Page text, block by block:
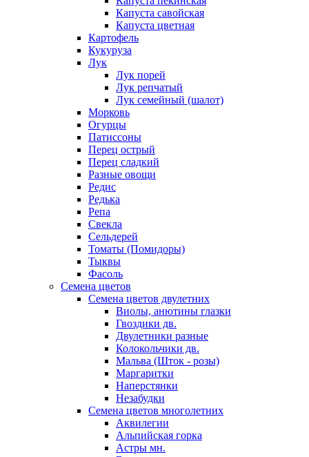
Капуста савойская
Капуста цветная
Картофель
Кукуруза
Лук
Лук порей
Лук репчатый
Лук семейный (шалот)
Морковь
Огурцы
Патиссоны
Перец острый
Перец сладкий
Разные овощи
Редис
Редька
Репа
Свекла
Сельдерей
Томаты (Помидоры)
Тыквы
Фасоль
Семена цветов
Семена цветов двулетних
Виолы, анютины глазки
Гвоздики дв.
Двулетники разные
Колокольчики дв.
Мальва (Шток - розы)
Маргаритки
Наперстянки
Незабудки
Семена цветов многолетних
Аквилегии
Альпийская горка
Астры мн.